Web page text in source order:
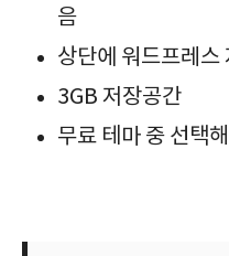
음
상단에 워드프레스
3GB 저장공간
무료 테마 중 선택